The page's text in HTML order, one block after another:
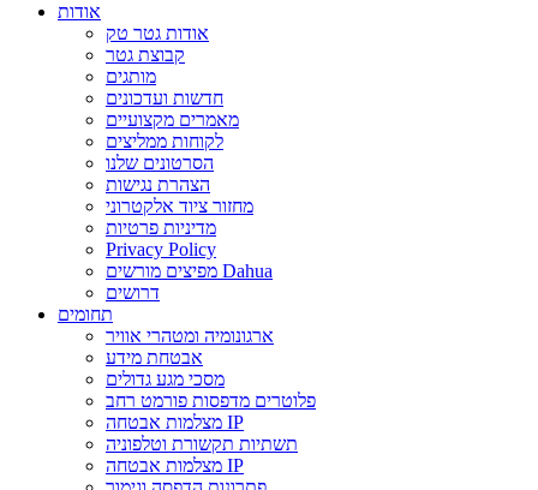
אודות
אודות גטר טק
קבוצת גטר
מותגים
חדשות ועדכונים
מאמרים מקצועיים
לקוחות ממליצים
הסרטונים שלנו
הצהרת נגישות
מחזור ציוד אלקטרוני
מדיניות פרטיות
Privacy Policy
מפיצים מורשים Dahua
דרושים
תחומים
ארגונומיה ומטהרי אוויר
אבטחת מידע
מסכי מגע גדולים
פלוטרים מדפסות פורמט רחב
מצלמות אבטחה IP
תשתיות תקשורת וטלפוניה
מצלמות אבטחה IP